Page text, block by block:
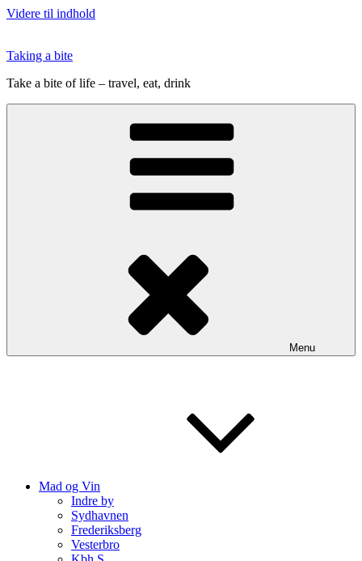
Videre til indhold
Taking a bite
Take a bite of life – travel, eat, drink
Menu
Mad og Vin
Indre by
Sydhavnen
Frederiksberg
Vesterbro